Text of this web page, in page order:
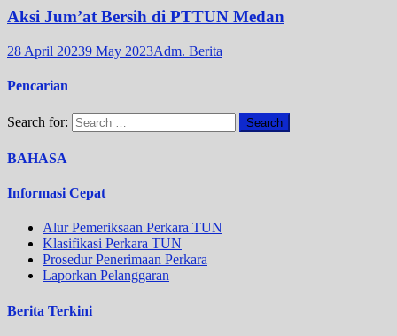
Aksi Jum’at Bersih di PTTUN Medan
28 April 20239 May 2023Adm. Berita
Pencarian
Search for:
BAHASA
Informasi Cepat
Alur Pemeriksaan Perkara TUN
Klasifikasi Perkara TUN
Prosedur Penerimaan Perkara
Laporkan Pelanggaran
Berita Terkini